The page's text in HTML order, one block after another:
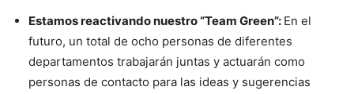
Estamos reactivando nuestro “Team Green”: En el
futuro, un total de ocho personas de diferentes
departamentos trabajarán juntas y actuarán como
personas de contacto para las ideas y sugerencias